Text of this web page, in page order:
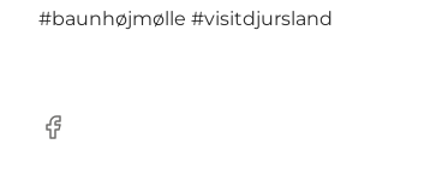
#baunhøjmølle #visitdjursland
Facebook